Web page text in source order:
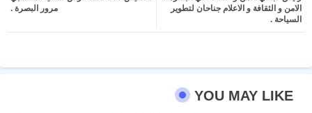
الامن و الثقافة و الاعلام جناحان لتطوير
السياحة .
مرور البصرة .
YOU MAY LIKE